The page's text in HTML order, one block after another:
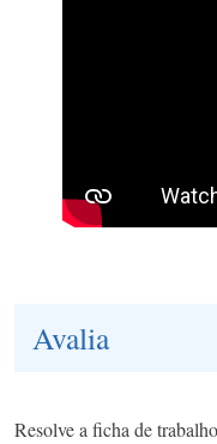
Avalia
Resolve a ficha de